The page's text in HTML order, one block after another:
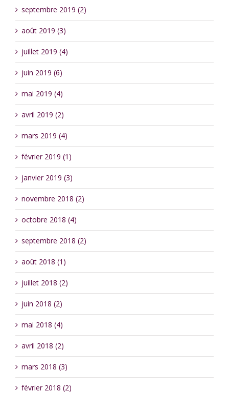
septembre 2019 (2)
août 2019 (3)
juillet 2019 (4)
juin 2019 (6)
mai 2019 (4)
avril 2019 (2)
mars 2019 (4)
février 2019 (1)
janvier 2019 (3)
novembre 2018 (2)
octobre 2018 (4)
septembre 2018 (2)
août 2018 (1)
juillet 2018 (2)
juin 2018 (2)
mai 2018 (4)
avril 2018 (2)
mars 2018 (3)
février 2018 (2)